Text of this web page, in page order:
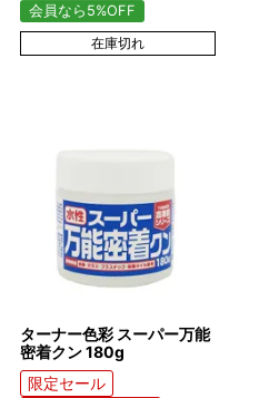
会員なら5%OFF
在庫切れ
ターナー色彩 スーパー万能
密着クン 180g
限定セール